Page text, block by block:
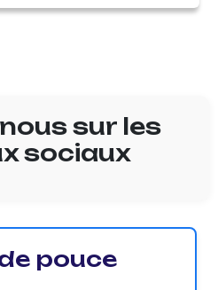
nous sur les
sociaux
pouce